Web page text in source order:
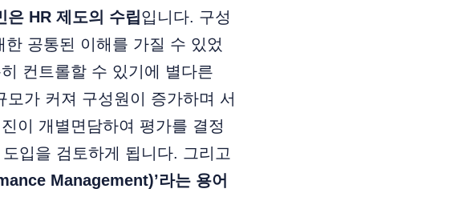
은 HR 제도의 수립입니다. 구성
공통된 이해를 가질 수 있었
컨트롤할 수 있기에 별다른
가 커져 구성원이 증가하며 서
이 개별면담하여 평가를 결정
입을 검토하게 됩니다. 그리고
Management)’라는 용어